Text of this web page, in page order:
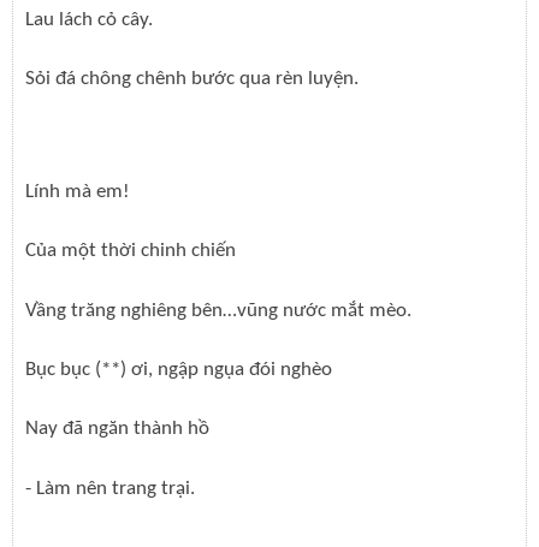
Lau lách cỏ cây.
Sỏi đá chông chênh bước qua rèn luyện.
Lính mà em!
Của một thời chinh chiến
Vầng trăng nghiêng bên…vũng nước mắt mèo.
Bục bục (**) ơi, ngập ngụa đói nghèo
Nay đã ngăn thành hồ
- Làm nên trang trại.